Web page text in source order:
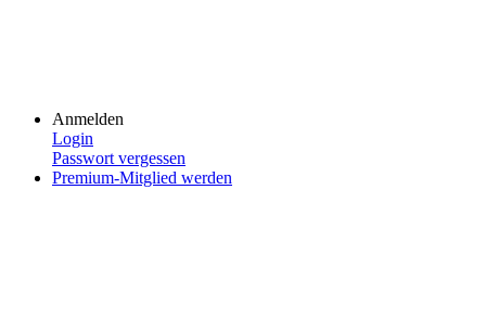
Anmelden
Login
Passwort vergessen
Premium-Mitglied werden